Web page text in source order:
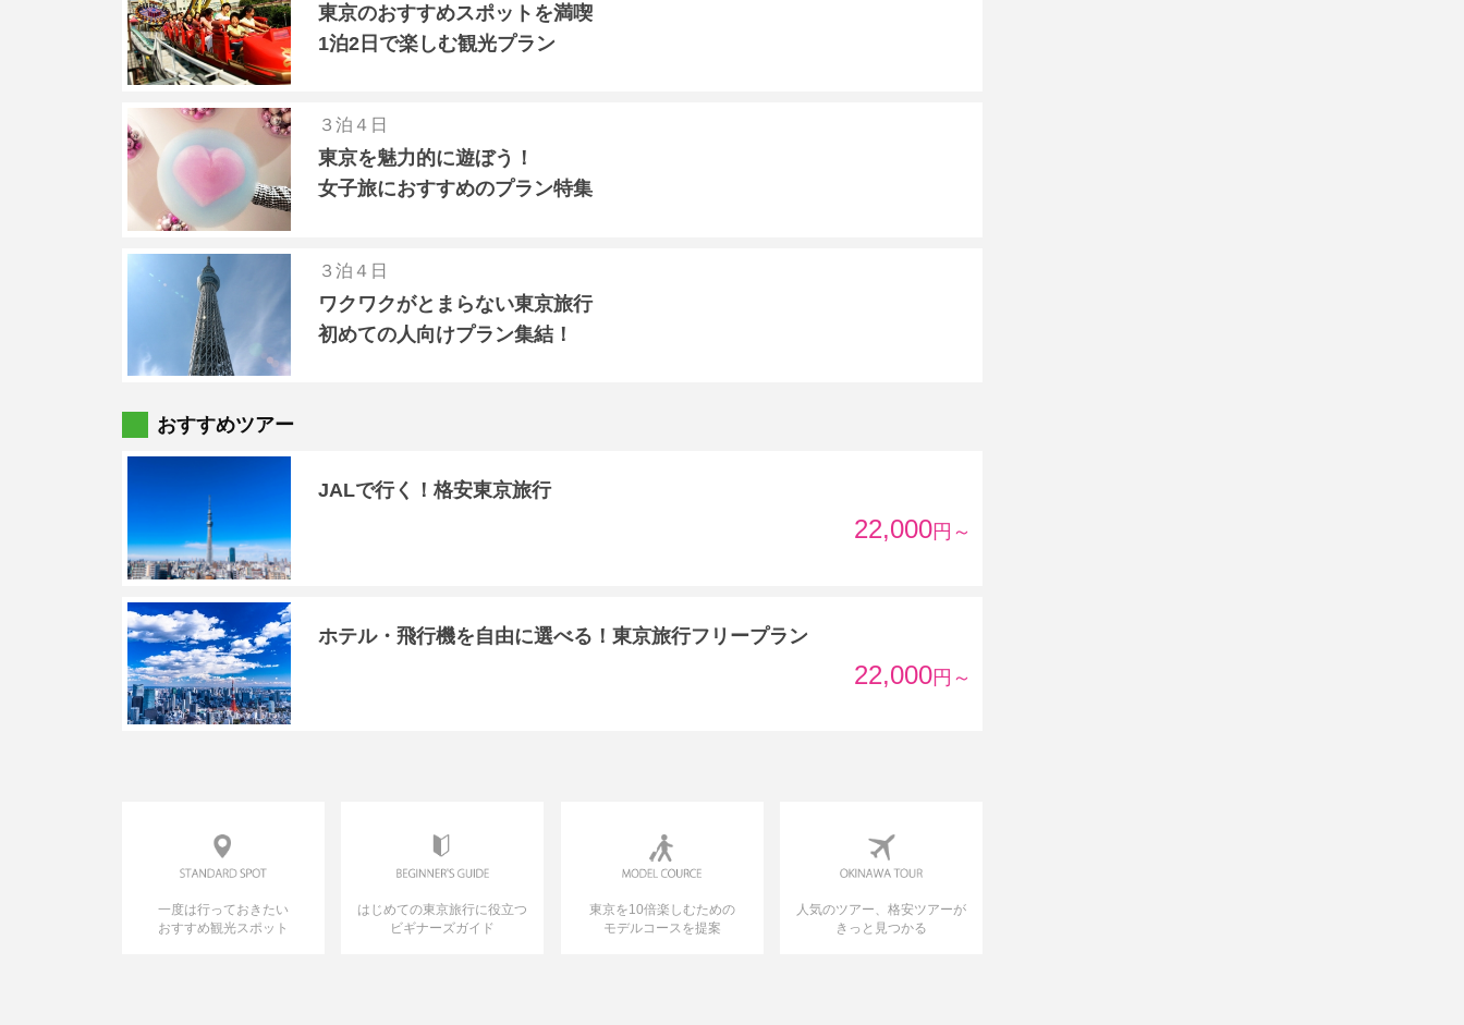
東京のおすすめスポットを満喫
1泊2日で楽しむ観光プラン
３泊４日
東京を魅力的に遊ぼう！
女子旅におすすめのプラン特集
３泊４日
ワクワクがとまらない東京旅行
初めての人向けプラン集結！
おすすめツアー
JALで行く！格安東京旅行
22,000円～
ホテル・飛行機を自由に選べる！東京旅行フリープラン
22,000円～
一度は行っておきたい
おすすめ観光スポット
はじめての東京旅行に役立つ
ビギナーズガイド
東京を10倍楽しむための
モデルコースを提案
人気のツアー、格安ツアーが
きっと見つかる